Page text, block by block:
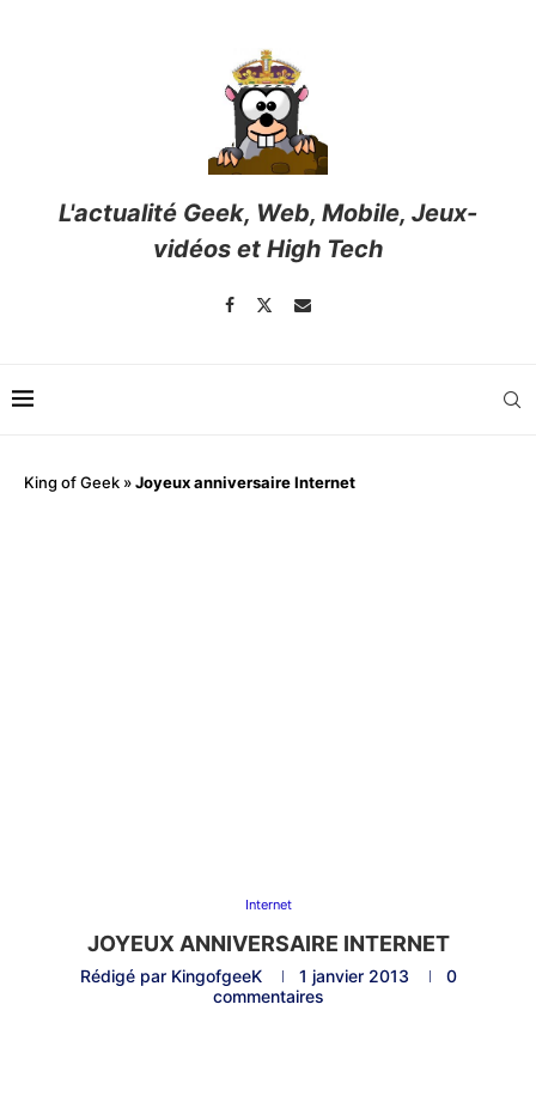
L'actualité Geek, Web, Mobile, Jeux-
vidéos et High Tech
King of Geek »Joyeux anniversaire Internet
Internet
JOYEUX ANNIVERSAIRE INTERNET
Rédigé par KingofgeeK 1 janvier 2013
0
commentaires